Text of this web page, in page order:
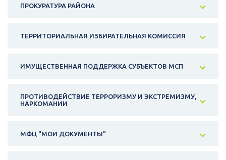
ПРОКУРАТУРА РАЙОНА
ТЕРРИТОРИАЛЬНАЯ ИЗБИРАТЕЛЬНАЯ КОМИССИЯ
ИМУЩЕСТВЕННАЯ ПОДДЕРЖКА СУБЪЕКТОВ МСП
ПРОТИВОДЕЙСТВИЕ ТЕРРОРИЗМУ И ЭКСТРЕМИЗМУ,
НАРКОМАНИИ
МФЦ "МОИ ДОКУМЕНТЫ"